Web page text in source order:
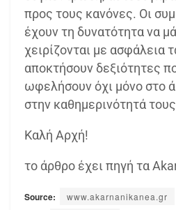
προς τους κανόνες. Οι
έχουν τη δυνατότητα να
χειρίζονται με ασφάλεια
αποκτήσουν δεξιότητες
ωφελήσουν όχι μόνο στο
στην καθημερινότητά
Καλή Αρχή!
το άρθρο έχει πηγή τα
Source: www.akarnanikanea.gr